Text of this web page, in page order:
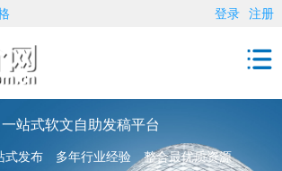
登录 注册
一站式软文自助发稿平台
式发布 多年行业经验 整合最优质资源